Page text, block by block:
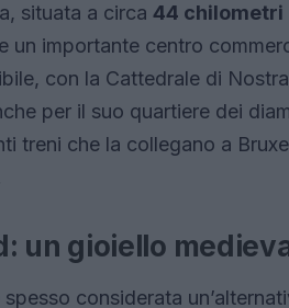
situata a circa 44 chilometri
un importante centro
con la Cattedrale di
per il suo quartiere dei
treni che la collegano a
un gioiello
spesso considerata